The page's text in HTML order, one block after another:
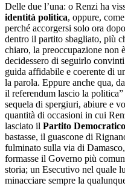
Delle due l’una: o Renzi ha
identità politica, oppure,
perché accorgersi solo ora
dentro il partito sbagliato, più
chiaro, la preoccupazione non
decidessero di seguirlo
guida affidabile e coerente di
la parola. Eppure anche qua,
il referendum lascio la
sequela di spergiuri, abiure e
quantità di occasioni in cui
lasciato il Partito Democratico
bastasse, il guascone di
fulminato sulla via di
formasse il Governo più
storia; un Esecutivo nel quale
minacciare sempre la